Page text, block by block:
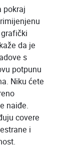
pokraj
da je
s
potpunu
Niku ćete
naiđe.
covere
i